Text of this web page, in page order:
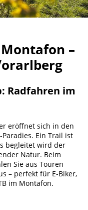
–
Radfahren im
eröffnet sich in den
Ein Trail ist
begleitet wird der
Natur. Beim
Sie aus Touren
– perfekt für E-Biker,
im Montafon.